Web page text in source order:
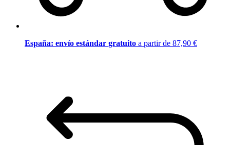
España: envío estándar gratuito a partir de 87,90 €